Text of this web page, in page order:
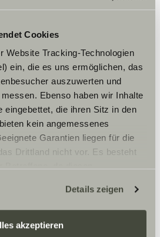
Cookies
Website Tracking-Technologien
ein, die es uns ermöglichen, das
auszuwerten und
Ebenso haben wir Inhalte
eingebettet, die ihren Sitz in den
kein angemessenes
Garantien liegen für die
Drittland nicht vor. Es besteht
Dienstleister können Daten für
und mit anderen Daten
Informationen finden Sie hier:
Details zeigen
akzeptieren